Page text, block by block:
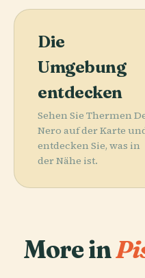
Die
Umgebung
entdecken
Sehen Sie Thermen
Nero auf der Karte
entdecken Sie, was in
der Nähe ist.
More in